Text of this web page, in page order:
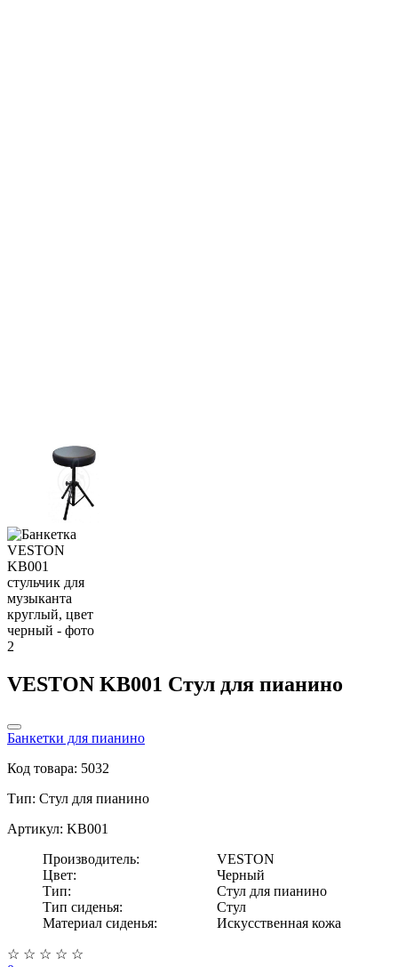
VESTON KB001 Стул для пианино
Банкетки для пианино
Код товара: 5032
Тип: Стул для пианино
Артикул: KB001
Производитель:
VESTON
Цвет:
Черный
Тип:
Стул для пианино
Тип сиденья:
Стул
Материал сиденья:
Искусственная кожа
☆ ☆ ☆ ☆ ☆